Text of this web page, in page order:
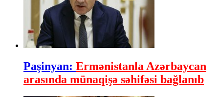
Paşinyan: Ermənistanla Azərbaycan
arasında münaqişə səhifəsi bağlanıb